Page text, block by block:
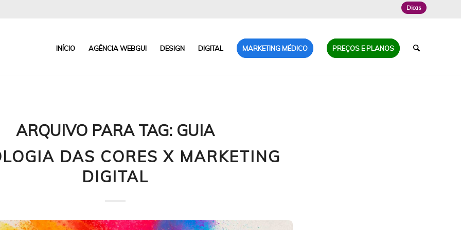
Dicas
INÍCIO AGÊNCIA WEBGUI DESIGN DIGITAL MARKETING MÉDICO PREÇOS E PLANOS
ARQUIVO PARA TAG: GUIA
DAS CORES X MARKETING
DIGITAL